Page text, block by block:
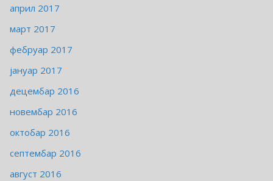
април 2017
март 2017
фебруар 2017
јануар 2017
децембар 2016
новембар 2016
октобар 2016
септембар 2016
август 2016